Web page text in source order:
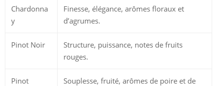
Chardonna
y
Finesse, élégance, arômes floraux et
d’agrumes.
Pinot Noir
Structure, puissance, notes de fruits
rouges.
Pinot
Souplesse, fruité, arômes de poire et de